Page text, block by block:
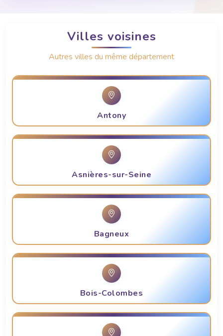
Villes voisines
Autres villes du même département
Antony
Asnières-sur-Seine
Bagneux
Bois-Colombes